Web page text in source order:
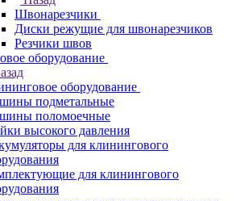
Швонарезчики
Диски режущие для швонарезчиков
Резчики швов
оборудование
оборудование
подметальные
поломоечные
высокого давления
для клинингового
для клинингового